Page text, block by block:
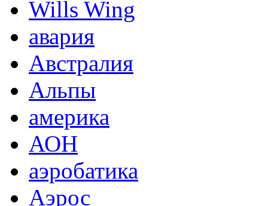
Wills Wing
авария
Австралия
Альпы
америка
АОН
аэробатика
Аэрос